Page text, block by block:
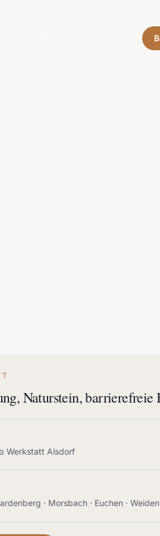
Naturstein, barrierefreie
Werkstatt Alsdorf
· Morsbach · Euchen ·